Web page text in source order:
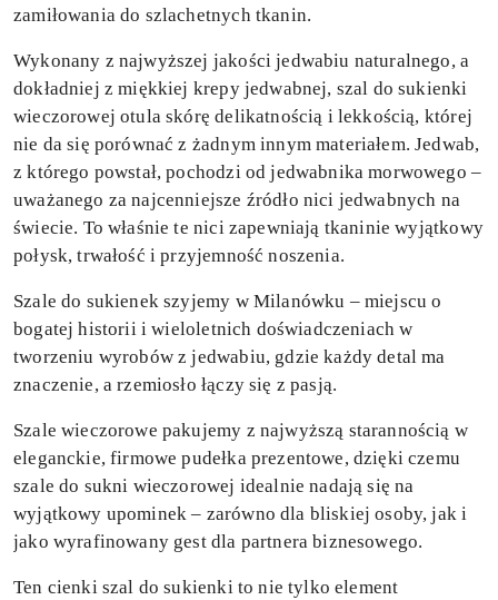
zamiłowania do szlachetnych tkanin.
Wykonany z najwyższej jakości jedwabiu naturalnego, a
dokładniej z miękkiej krepy jedwabnej, szal do sukienki
wieczorowej otula skórę delikatnością i lekkością, której
nie da się porównać z żadnym innym materiałem. Jedwab,
z którego powstał, pochodzi od jedwabnika morwowego –
uważanego za najcenniejsze źródło nici jedwabnych na
świecie. To właśnie te nici zapewniają tkaninie wyjątkowy
połysk, trwałość i przyjemność noszenia.
Szale do sukienek szyjemy w Milanówku – miejscu o
bogatej historii i wieloletnich doświadczeniach w
tworzeniu wyrobów z jedwabiu, gdzie każdy detal ma
znaczenie, a rzemiosło łączy się z pasją.
Szale wieczorowe pakujemy z najwyższą starannością w
eleganckie, firmowe pudełka prezentowe, dzięki czemu
szale do sukni wieczorowej idealnie nadają się na
wyjątkowy upominek – zarówno dla bliskiej osoby, jak i
jako wyrafinowany gest dla partnera biznesowego.
Ten cienki szal do sukienki to nie tylko element